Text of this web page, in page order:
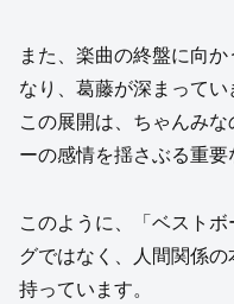
また、楽曲の終盤に向
なり、葛藤が深まってい
この展開は、ちゃんみ
ーの感情を揺さぶる重要
このように、「ベスト
グではなく、人間関係
持っています。